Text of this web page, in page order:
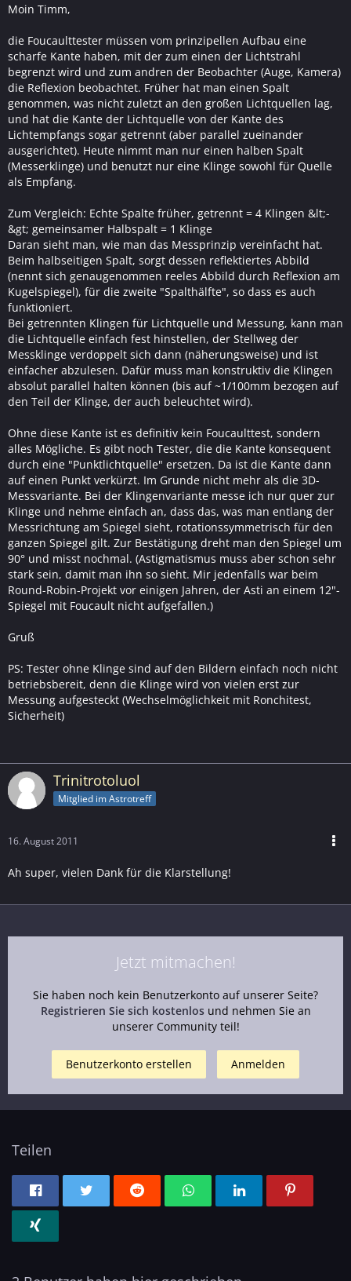
Moin Timm,
die Foucaulttester müssen vom prinzipellen Aufbau eine
scharfe Kante haben, mit der zum einen der Lichtstrahl
begrenzt wird und zum andren der Beobachter (Auge, Kamera)
die Reflexion beobachtet. Früher hat man einen Spalt
genommen, was nicht zuletzt an den großen Lichtquellen lag,
und hat die Kante der Lichtquelle von der Kante des
Lichtempfangs sogar getrennt (aber parallel zueinander
ausgerichtet). Heute nimmt man nur einen halben Spalt
(Messerklinge) und benutzt nur eine Klinge sowohl für Quelle
als Empfang.
Zum Vergleich: Echte Spalte früher, getrennt = 4 Klingen &lt;-
&gt; gemeinsamer Halbspalt = 1 Klinge
Daran sieht man, wie man das Messprinzip vereinfacht hat.
Beim halbseitigen Spalt, sorgt dessen reflektiertes Abbild
(nennt sich genaugenommen reeles Abbild durch Reflexion am
Kugelspiegel), für die zweite "Spalthälfte", so dass es auch
funktioniert.
Bei getrennten Klingen für Lichtquelle und Messung, kann man
die Lichtquelle einfach fest hinstellen, der Stellweg der
Messklinge verdoppelt sich dann (näherungsweise) und ist
einfacher abzulesen. Dafür muss man konstruktiv die Klingen
absolut parallel halten können (bis auf ~1/100mm bezogen auf
den Teil der Klinge, der auch beleuchtet wird).
Ohne diese Kante ist es definitiv kein Foucaulttest, sondern
alles Mögliche. Es gibt noch Tester, die die Kante konsequent
durch eine "Punktlichtquelle" ersetzen. Da ist die Kante dann
auf einen Punkt verkürzt. Im Grunde nicht mehr als die 3D-
Messvariante. Bei der Klingenvariante messe ich nur quer zur
Klinge und nehme einfach an, dass das, was man entlang der
Messrichtung am Spiegel sieht, rotationssymmetrisch für den
ganzen Spiegel gilt. Zur Bestätigung dreht man den Spiegel um
90° und misst nochmal. (Astigmatismus muss aber schon sehr
stark sein, damit man ihn so sieht. Mir jedenfalls war beim
Round-Robin-Projekt vor einigen Jahren, der Asti an einem 12"-
Spiegel mit Foucault nicht aufgefallen.)
Gruß
PS: Tester ohne Klinge sind auf den Bildern einfach noch nicht
betriebsbereit, denn die Klinge wird von vielen erst zur
Messung aufgesteckt (Wechselmöglichkeit mit Ronchitest,
Sicherheit)
Trinitrotoluol
Mitglied im Astrotreff
16. August 2011
Ah super, vielen Dank für die Klarstellung!
Jetzt mitmachen!
Sie haben noch kein Benutzerkonto auf unserer Seite?
Registrieren Sie sich kostenlosund nehmen Sie an
unserer Community teil!
Benutzerkonto erstellen Anmelden
Teilen